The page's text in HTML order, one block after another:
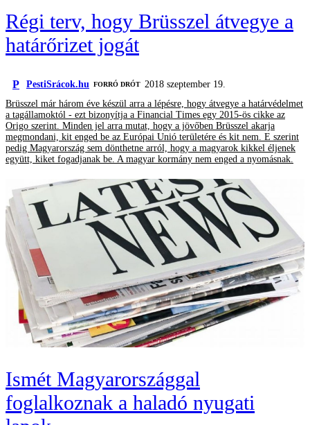
Régi terv, hogy Brüsszel átvegye a
határőrizet jogát
P PestiSrácok.hu FORRÓ DRÓT 2018 szeptember 19.
Brüsszel már három éve készül arra a lépésre, hogy átvegye a határvédelmet
a tagállamoktól - ezt bizonyítja a Financial Times egy 2015-ös cikke az
Origo szerint. Minden jel arra mutat, hogy a jövőben Brüsszel akarja
megmondani, kit enged be az Európai Unió területére és kit nem. E szerint
pedig Magyarország sem dönthetne arról, hogy a magyarok kikkel éljenek
együtt, kiket fogadjanak be. A magyar kormány nem enged a nyomásnak.
Ismét Magyarországgal
foglalkoznak a haladó nyugati